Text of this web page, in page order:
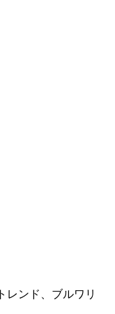
レンド、ブルワリ